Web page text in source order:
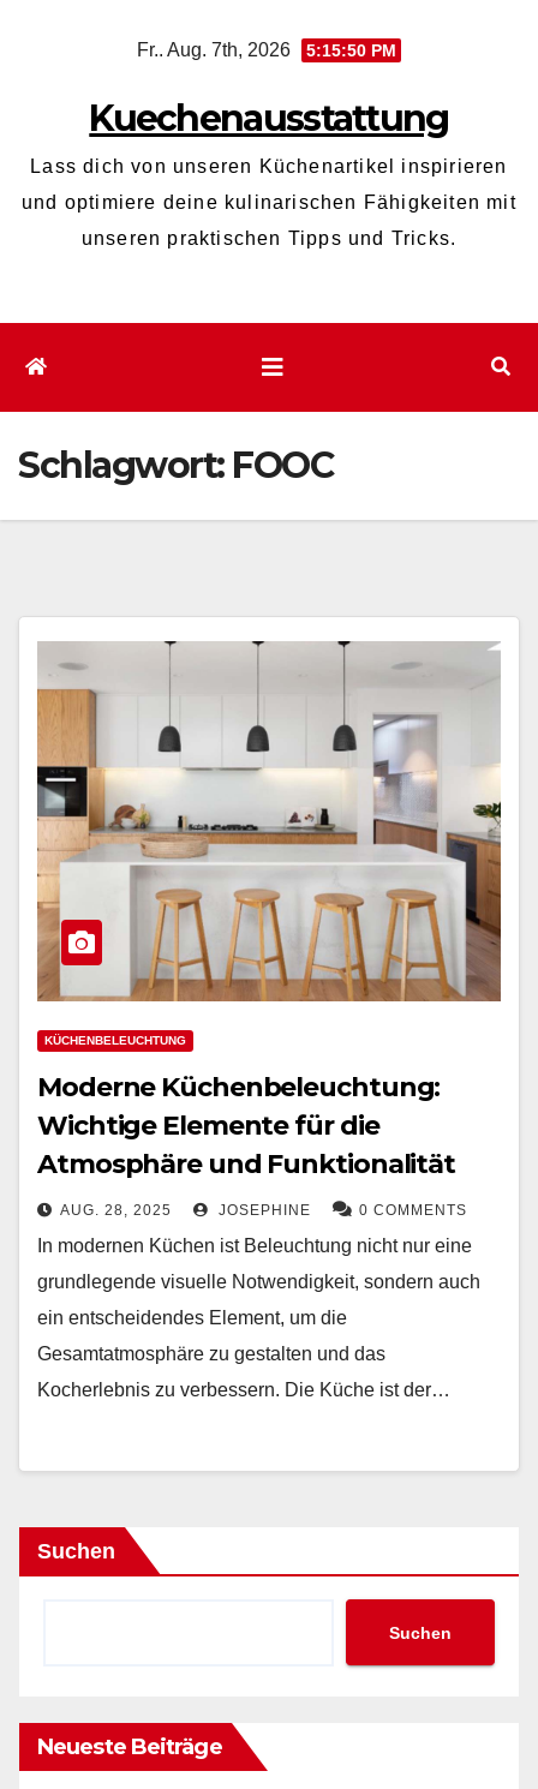
Fr.. Aug. 7th, 2026 5:15:50 PM
Kuechenausstattung
Lass dich von unseren Küchenartikel inspirieren
und optimiere deine kulinarischen Fähigkeiten mit
unseren praktischen Tipps und Tricks.
Schlagwort: FOOC
KÜCHENBELEUCHTUNG
Moderne Küchenbeleuchtung:
Wichtige Elemente für die
Atmosphäre und Funktionalität
AUG. 28, 2025 JOSEPHINE 0 COMMENTS
In modernen Küchen ist Beleuchtung nicht nur eine
grundlegende visuelle Notwendigkeit, sondern auch
ein entscheidendes Element, um die
Gesamtatmosphäre zu gestalten und das
Kocherlebnis zu verbessern. Die Küche ist der…
Suchen
Suchen
Neueste Beiträge